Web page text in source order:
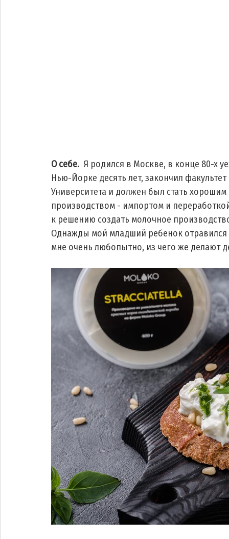
О себе. Я родился в Москве, в конце 80-х
Нью-Йорке десять лет, закончил
Университета и должен был стать
производством - импортом и
к решению создать молочное
Однажды мой младший ребенок
мне очень любопытно, из чего же делают